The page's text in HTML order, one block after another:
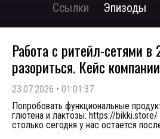
Ссылки Эпизоды
Работа с ритейл-сетями в
разориться. Кейс
23.07.2026 • 01:01:37
Попробовать функциональные
глютена и лактозы: https://
столько сегодня у нас остается